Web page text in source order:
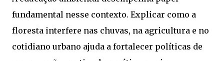
fundamental nesse contexto. Explicar como a
floresta interfere nas chuvas, na agricultura e no
cotidiano urbano ajuda a fortalecer políticas de